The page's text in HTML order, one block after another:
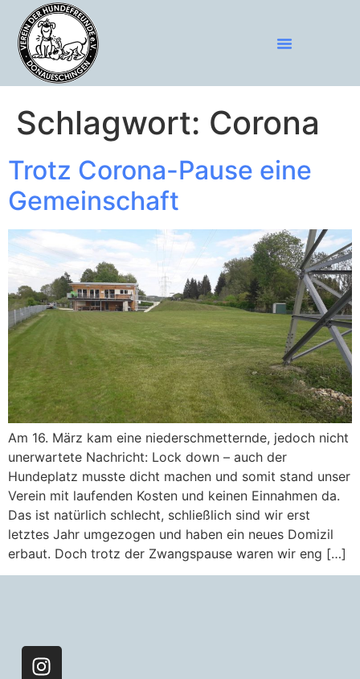
Schlagwort: Corona
Trotz Corona-Pause eine
Gemeinschaft
Am 16. März kam eine niederschmetternde, jedoch nicht
unerwartete Nachricht: Lock down – auch der
Hundeplatz musste dicht machen und somit stand unser
Verein mit laufenden Kosten und keinen Einnahmen da.
Das ist natürlich schlecht, schließlich sind wir erst
letztes Jahr umgezogen und haben ein neues Domizil
erbaut. Doch trotz der Zwangspause waren wir eng […]